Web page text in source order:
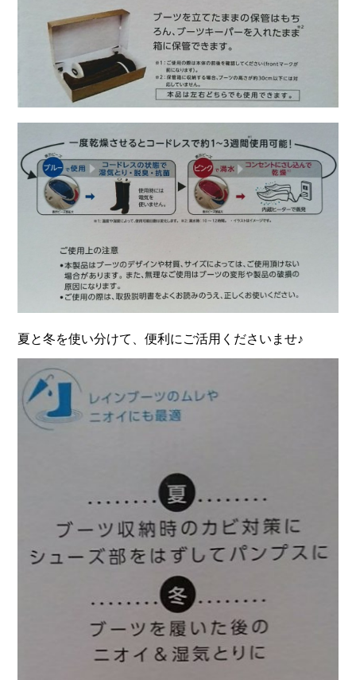
夏と冬を使い分けて、便利にご活用くださいませ♪